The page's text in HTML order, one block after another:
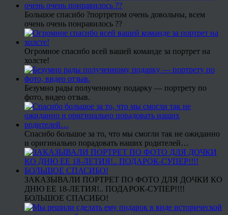
Большое спасибо ?портретом очень довольны, всем
очень очень понравилось ??
Огромное спасибо всей вашей команде за портрет на
холсте!
Безумно рады полученному подарку — портрету по
фото, видео отзыв.
Спасибо большое за то, что мы смогли так не ожиданно
и оригинально порадовать наших родителей…
ЗАКАЗЫВАЛИ ПОРТРЕТ ПО ФОТО ДЛЯ ДОЧКИ КО
ДНЮ ЕЕ 18-ЛЕТИЯ!.. ПОДАРОК-СУПЕР!!!!
БОЛЬШОЕ СПАСИБО!